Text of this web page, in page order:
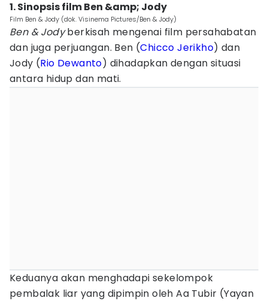
1. Sinopsis film Ben &amp; Jody
Film Ben & Jody (dok. Visinema Pictures/Ben & Jody)
Ben & Jodyberkisah mengenai film persahabatan
dan juga perjuangan. Ben (Chicco Jerikho) dan
Jody (Rio Dewanto) dihadapkan dengan situasi
antara hidup dan mati.
Keduanya akan menghadapi sekelompok
pembalak liar yang dipimpin oleh Aa Tubir (Yayan